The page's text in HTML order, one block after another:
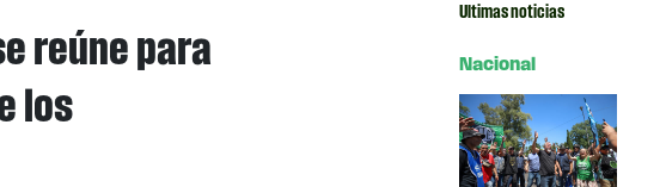
reúne para
los
Ultimas noticias
Nacional